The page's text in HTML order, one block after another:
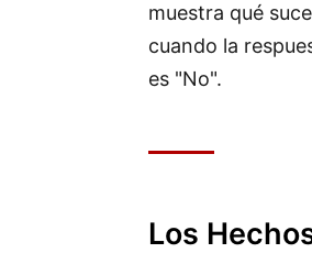
muestra qué
cuando la
es "No".
Los